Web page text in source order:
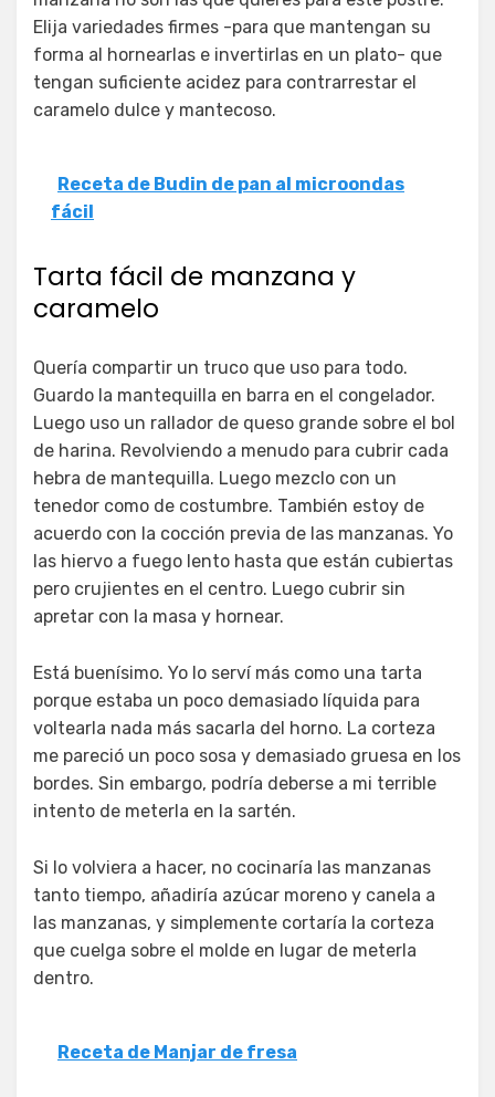
Elija variedades firmes -para que mantengan su
forma al hornearlas e invertirlas en un plato- que
tengan suficiente acidez para contrarrestar el
caramelo dulce y mantecoso.
Receta de Budin de pan al microondas
fácil
Tarta fácil de manzana y
caramelo
Quería compartir un truco que uso para todo.
Guardo la mantequilla en barra en el congelador.
Luego uso un rallador de queso grande sobre el bol
de harina. Revolviendo a menudo para cubrir cada
hebra de mantequilla. Luego mezclo con un
tenedor como de costumbre. También estoy de
acuerdo con la cocción previa de las manzanas. Yo
las hiervo a fuego lento hasta que están cubiertas
pero crujientes en el centro. Luego cubrir sin
apretar con la masa y hornear.
Está buenísimo. Yo lo serví más como una tarta
porque estaba un poco demasiado líquida para
voltearla nada más sacarla del horno. La corteza
me pareció un poco sosa y demasiado gruesa en los
bordes. Sin embargo, podría deberse a mi terrible
intento de meterla en la sartén.
Si lo volviera a hacer, no cocinaría las manzanas
tanto tiempo, añadiría azúcar moreno y canela a
las manzanas, y simplemente cortaría la corteza
que cuelga sobre el molde en lugar de meterla
dentro.
Receta de Manjar de fresa